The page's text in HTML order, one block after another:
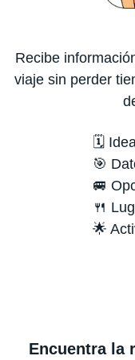
Recibe
viaje sin perder
🗓️
🎯
🚐
🍴
🌟
Encuentra la